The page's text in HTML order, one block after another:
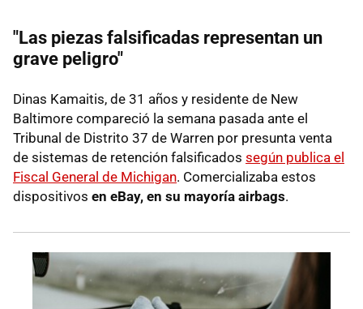
"Las piezas falsificadas representan un
grave peligro"
Dinas Kamaitis, de 31 años y residente de New
Baltimore compareció la semana pasada ante el
Tribunal de Distrito 37 de Warren por presunta venta
de sistemas de retención falsificados según publica el
Fiscal General de Michigan. Comercializaba estos
dispositivos en eBay, en su mayoría airbags.